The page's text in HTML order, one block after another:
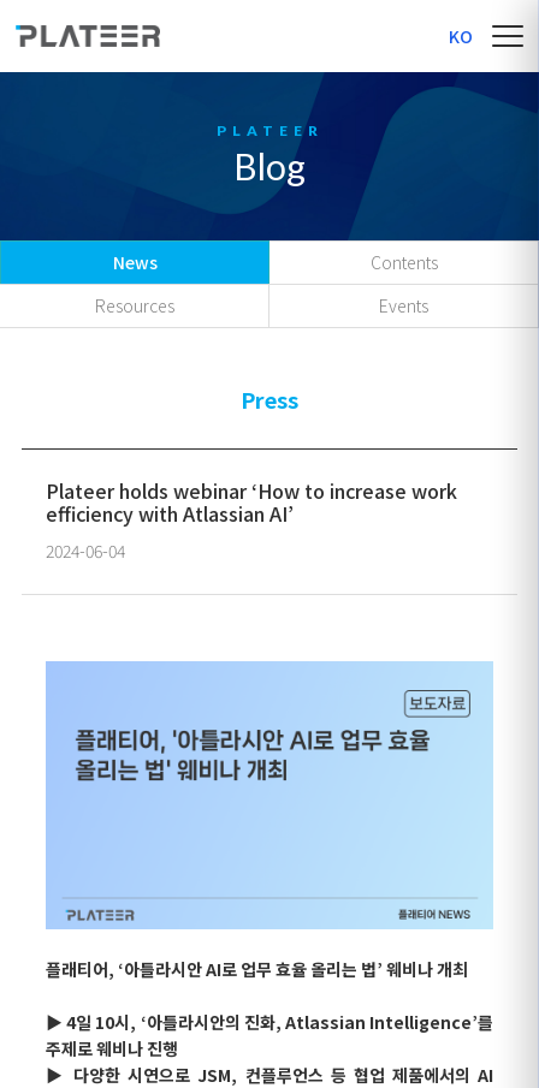
KO
Blog
News
Contents
Resources
Events
Press
Plateer holds webinar ‘How to increase work
efficiency with Atlassian AI’
2024-06-04
플래티어, ‘아틀라시안 AI로 업무 효율 올리는 법’ 웨비나 개최
▶ 4일 10시, ‘아틀라시안의 진화, Atlassian Intelligence’를
주제로 웨비나 진행
▶ 다양한 시연으로 JSM, 컨플루언스 등 협업 제품에서의 AI